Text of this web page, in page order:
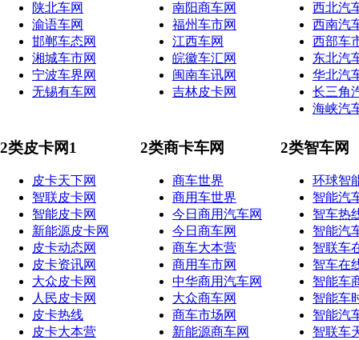
陕北车网
渝语车网
邯郸车态网
湘城车市网
宁波车界网
无锡有车网
南阳商车网
福州车市网
江西车网
皖徽车汇网
闽南车讯网
吉林皮卡网
西北汽
西南汽
西部车
东北汽
华北汽
长三角
海峡汽
2类皮卡网1
皮卡天下网
智联皮卡网
智能皮卡网
新能源皮卡网
皮卡动态网
皮卡资讯网
大众皮卡网
人民皮卡网
皮卡热线
皮卡大本营
2类商卡车网
商车世界
商用车世界
今日商用汽车网
今日商车网
商车大本营
商用车市网
中华商用汽车网
大众商车网
商车市场网
新能源商车网
2类智车网
环球智
智能汽
智车热
智能汽
智联车
智车在
智能车
智能车
智能汽
智联车